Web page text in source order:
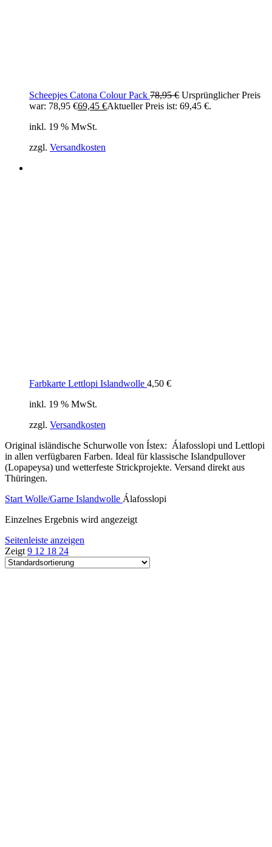
Scheepjes Catona Colour Pack 78,95€ Ursprünglicher Preis
war: 78,95 €69,45 €Aktueller Preis ist: 69,45 €.
inkl. 19 % MwSt.
zzgl. Versandkosten
Farbkarte Lettlopi Islandwolle 4,50 €
inkl. 19 % MwSt.
zzgl. Versandkosten
Original isländische Schurwolle von Ístex: Álafosslopi und Lettlopi
in allen verfügbaren Farben. Ideal für klassische Islandpullover
(Lopapeysa) und wetterfeste Strickprojekte. Versand direkt aus
Thüringen.
Start Wolle/Garne Islandwolle Álafosslopi
Einzelnes Ergebnis wird angezeigt
Seitenleiste anzeigen
Zeigt 9 12 18 24